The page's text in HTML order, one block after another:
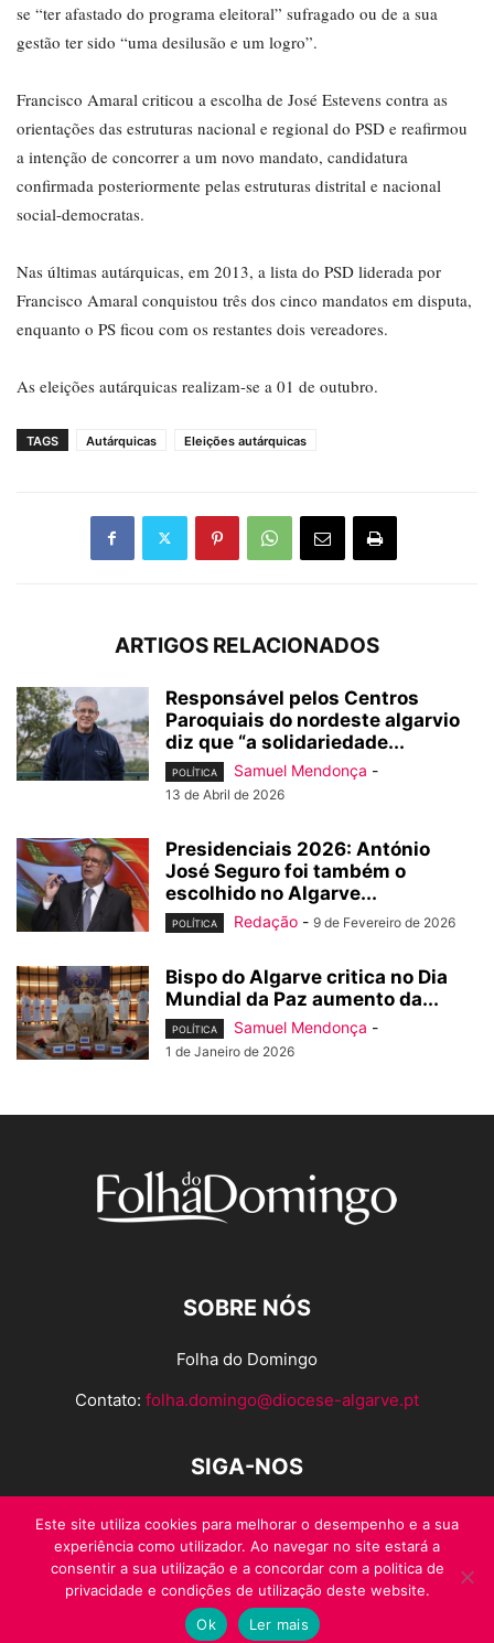
se “ter afastado do programa eleitoral” sufragado ou de a sua
gestão ter sido “uma desilusão e um logro”.
Francisco Amaral criticou a escolha de José Estevens contra as
orientações das estruturas nacional e regional do PSD e reafirmou
a intenção de concorrer a um novo mandato, candidatura
confirmada posteriormente pelas estruturas distrital e nacional
social-democratas.
Nas últimas autárquicas, em 2013, a lista do PSD liderada por
Francisco Amaral conquistou três dos cinco mandatos em disputa,
enquanto o PS ficou com os restantes dois vereadores.
As eleições autárquicas realizam-se a 01 de outubro.
TAGS Autárquicas Eleições autárquicas
ARTIGOS RELACIONADOS
Responsável pelos Centros
Paroquiais do nordeste algarvio
diz que “a solidariedade...
POLÍTICA Samuel Mendonça -
13 de Abril de 2026
Presidenciais 2026: António
José Seguro foi também o
escolhido no Algarve...
POLÍTICA Redação - 9 de Fevereiro de 2026
Bispo do Algarve critica no Dia
Mundial da Paz aumento da...
POLÍTICA Samuel Mendonça -
1 de Janeiro de 2026
SOBRE NÓS
Folha do Domingo
Contato: folha.domingo@diocese-algarve.pt
SIGA-NOS
© Folha do Domingo 2026, todos os direitos reservados.
Este site utiliza cookies para melhorar o desempenho e a sua
experiência como utilizador. Ao navegar no site estará a
consentir a sua utilização e a concordar com a politica de
privacidade e condições de utilização deste website.
Ok
Ler mais